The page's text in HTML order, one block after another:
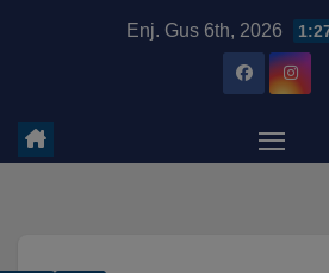
Enj. Gus 6th, 2026